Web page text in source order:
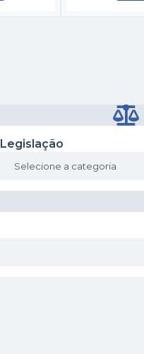
Legislação